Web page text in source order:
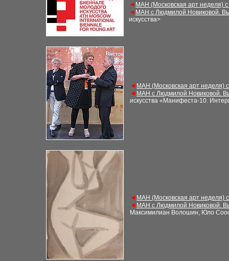
◄ МАН (Московская арт неделя)
◄ МАН с Людмилой Новиковой.
искусства>
◄ МАН (Московская арт неделя)
◄ МАН с Людмилой Новиковой.
искусства «Манифеста-10.
◄ МАН (Московская арт неделя)
◄ МАН с Людмилой Новиковой.
Максимилиан Волошин, Юло